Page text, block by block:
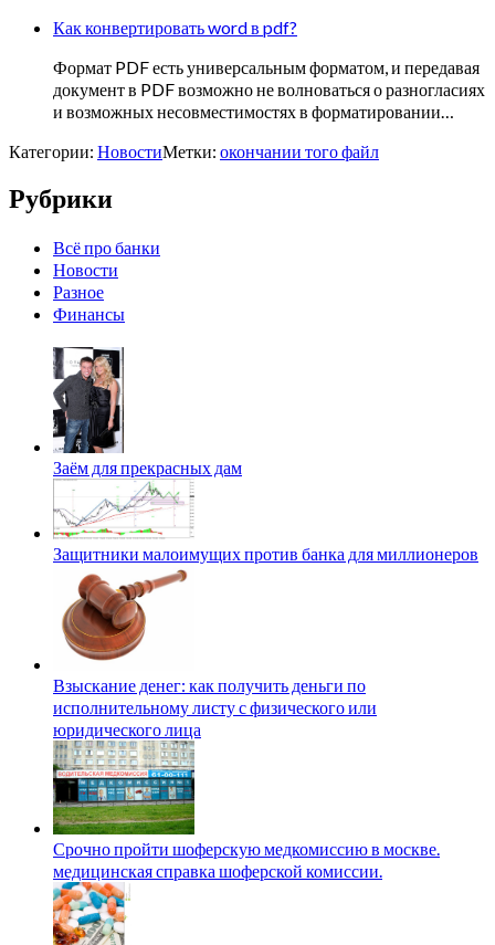
Как конвертировать word в pdf?
Формат PDF есть универсальным форматом, и передавая
документ в PDF возможно не волноваться о разногласиях
и возможных несовместимостях в форматировании…
Категории: НовостиМетки: окончании того файл
Рубрики
Всё про банки
Новости
Разное
Финансы
Заём для прекрасных дам
Защитники малоимущих против банка для миллионеров
Взыскание денег: как получить деньги по
исполнительному листу с физического или
юридического лица
Срочно пройти шоферскую медкомиссию в москве.
медицинская справка шоферской комиссии.